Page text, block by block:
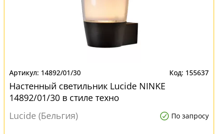
14892/01/30 155637
Настенный светильник Lucide NINKE
14892/01/30 в стиле техно
Lucide (Бельгия)
По запросу